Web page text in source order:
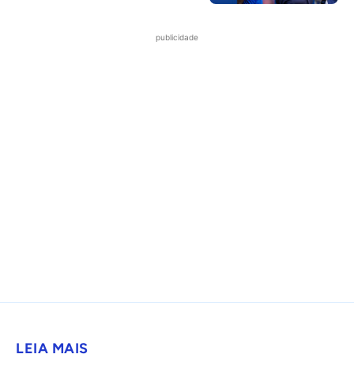
publicidade
LEIA MAIS